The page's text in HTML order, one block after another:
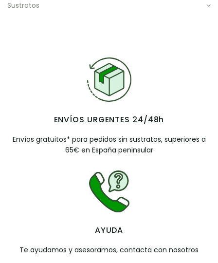
sustratos
ENVÍOS URGENTES 24/48h
Envíos gratuitos* para pedidos sin sustratos, superiores a
65€ en España peninsular
AYUDA
Te ayudamos y asesoramos, contacta con nosotros